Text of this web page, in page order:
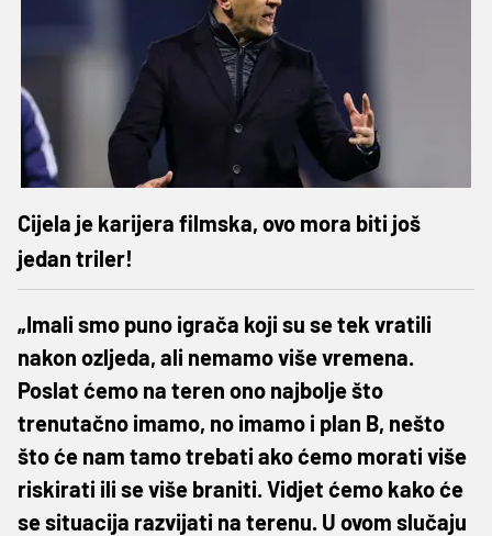
Cijela je karijera filmska, ovo mora biti još
jedan triler!
„Imali smo puno igrača koji su se tek vratili
nakon ozljeda, ali nemamo više vremena.
Poslat ćemo na teren ono najbolje što
trenutačno imamo, no imamo i plan B, nešto
što će nam tamo trebati ako ćemo morati više
riskirati ili se više braniti. Vidjet ćemo kako će
se situacija razvijati na terenu. U ovom slučaju